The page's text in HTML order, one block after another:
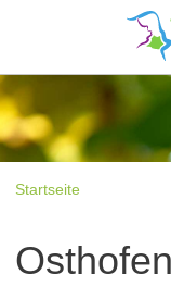
Startseite